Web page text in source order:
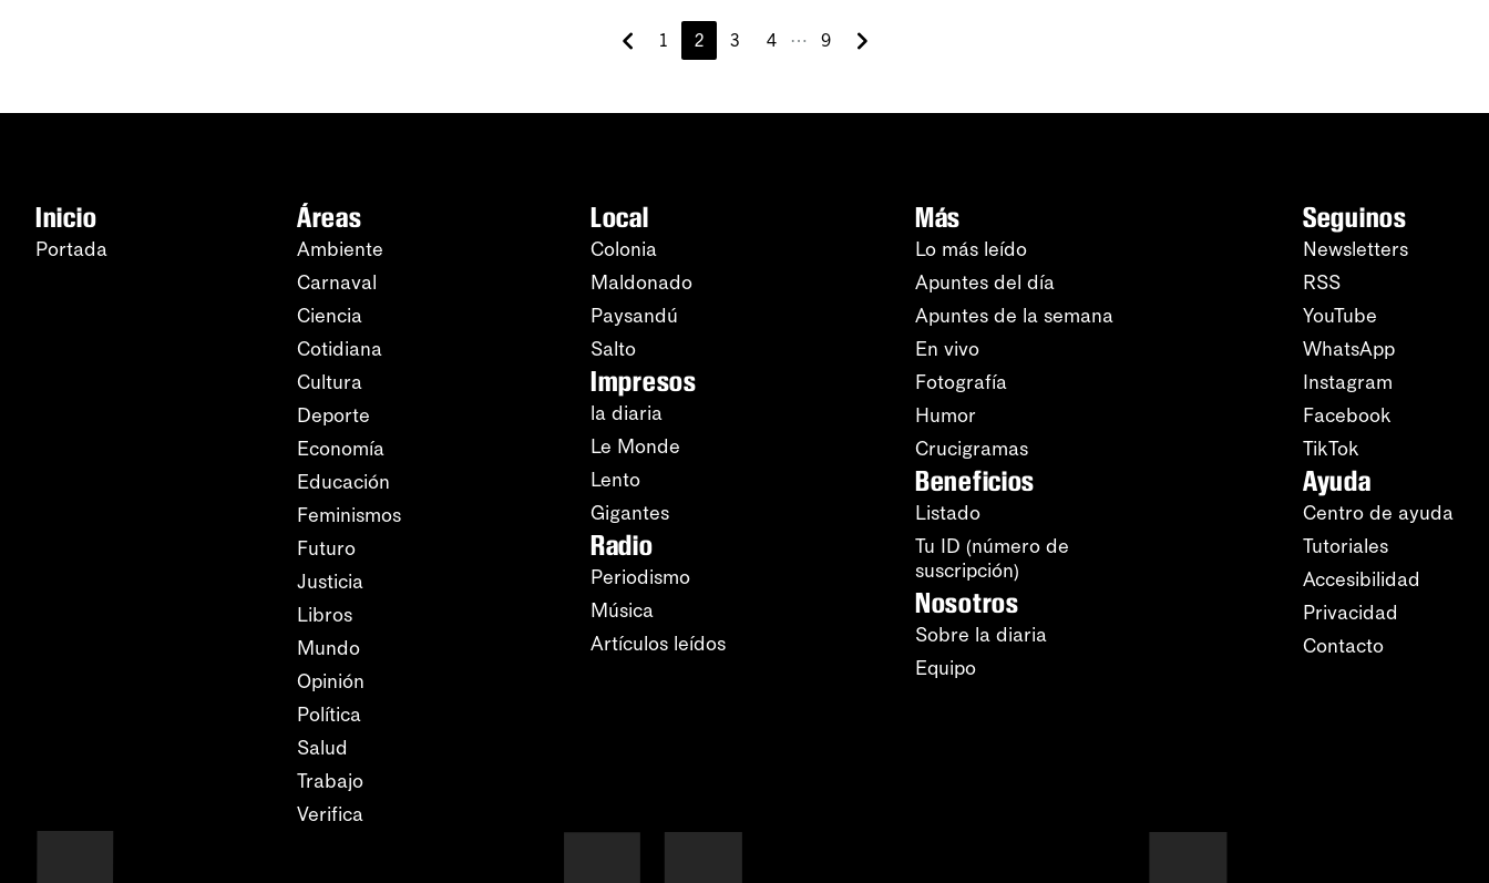
1 2 3 4 ⋯ 9
Inicio
Portada
Áreas
Ambiente
Carnaval
Ciencia
Cotidiana
Cultura
Deporte
Economía
Educación
Feminismos
Futuro
Justicia
Libros
Mundo
Opinión
Política
Salud
Trabajo
Verifica
Local
Colonia
Maldonado
Paysandú
Salto
Impresos
la diaria
Le Monde
Lento
Gigantes
Radio
Periodismo
Música
Artículos leídos
Más
Lo más leído
Apuntes del día
Apuntes de la semana
En vivo
Fotografía
Humor
Crucigramas
Beneficios
Listado
Tu ID (número de
suscripción)
Nosotros
Sobre la diaria
Equipo
Seguinos
Newsletters
RSS
YouTube
WhatsApp
Instagram
Facebook
TikTok
Ayuda
Centro de ayuda
Tutoriales
Accesibilidad
Privacidad
Contacto